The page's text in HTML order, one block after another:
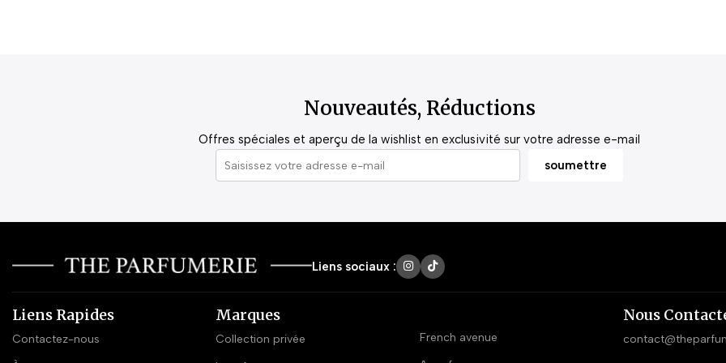
Nouveautés, Réductions
Offres spéciales et aperçu de la wishlist en exclusivité sur votre adresse e-mail
Liens sociaux :
Liens Rapides
Contactez-nous
Marques
Collection privée
French avenue
Nous